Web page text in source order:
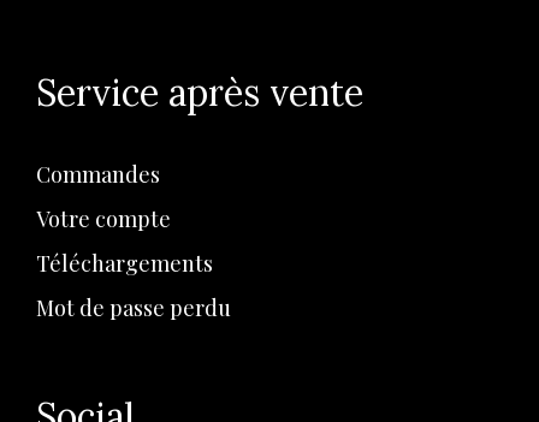
Service après vente
Commandes
Votre compte
Téléchargements
Mot de passe perdu